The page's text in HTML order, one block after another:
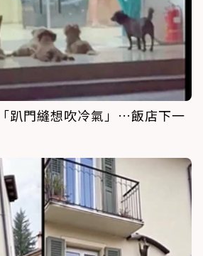
趴門縫想吹冷氣」…飯店下一